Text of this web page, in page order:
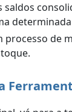
saldos
processo de